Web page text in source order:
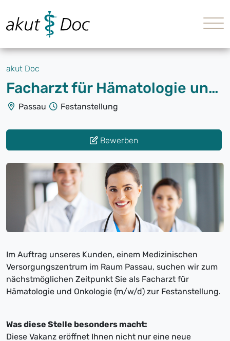
akut Doc
Facharzt für Hämatologie und Onkologie (m/w/d)
Passau Festanstellung
Bewerben
Im Auftrag unseres Kunden, einem Medizinischen
Versorgungszentrum im Raum Passau, suchen wir zum
nächstmöglichen Zeitpunkt Sie als Facharzt für
Hämatologie und Onkologie (m/w/d) zur Festanstellung.
Was diese Stelle besonders macht:
Diese Vakanz eröffnet Ihnen nicht nur eine neue